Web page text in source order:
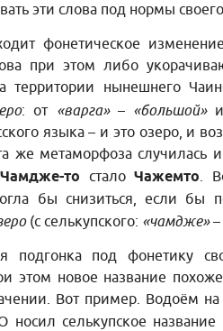
эти слова под нормы
фонетическое
при этом либо
территории нынешнего
: от «варга»– «большой»и
языка – и это озеро, и
же метаморфоза случилась
Чамдже-то стало Чажемто.
бы снизиться, если бы
(с селькупского: «чамдже»–
подгонка под фонетику
этом новое название
Вот пример. Водоём на
носил селькупское название